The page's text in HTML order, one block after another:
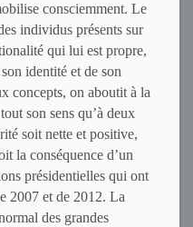
consciemment. Le
individus présents sur
qui lui est propre,
identité et de son
concepts, on aboutit à la
son sens qu’à deux
soit nette et positive,
la conséquence d’un
présidentielles qui ont
2007 et de 2012. La
des grandes